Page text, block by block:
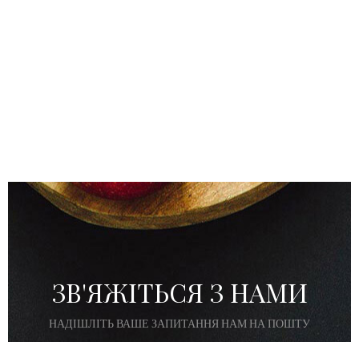
ЗВ'ЯЖІТЬСЯ З НАМИ
НАДІШЛІТЬ ВАШЕ ЗАПИТАННЯ НАМ НА ПОШТУ